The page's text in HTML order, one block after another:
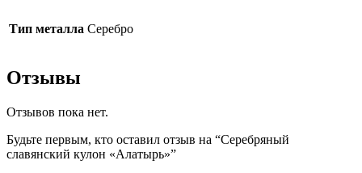
Тип металла Серебро
Отзывы
Отзывов пока нет.
Будьте первым, кто оставил отзыв на “Серебряный
славянский кулон «Алатырь»”